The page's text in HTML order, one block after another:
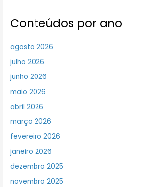
Conteúdos por ano
agosto 2026
julho 2026
junho 2026
maio 2026
abril 2026
março 2026
fevereiro 2026
janeiro 2026
dezembro 2025
novembro 2025